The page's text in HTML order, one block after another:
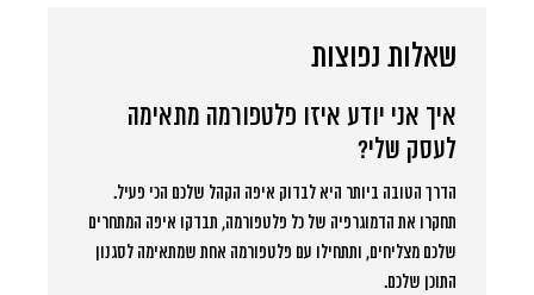
שאלות נפוצות
איך אני יודע איזו פלטפורמה מתאימה
לעסק שלי?
הדרך הטובה ביותר היא לבדוק איפה הקהל שלכם הכי פעיל.
תחקרו את הדמוגרפיה של כל פלטפורמה, תבדקו איפה המתחרים
שלכם מצליחים, ותתחילו עם פלטפורמה אחת שמתאימה לסגנון
התוכן שלכם.